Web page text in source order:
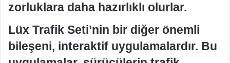
zorluklara daha hazırlıklı olurlar.
Lüx Trafik Seti’nin bir diğer önemli
bileşeni, interaktif uygulamalardır. Bu